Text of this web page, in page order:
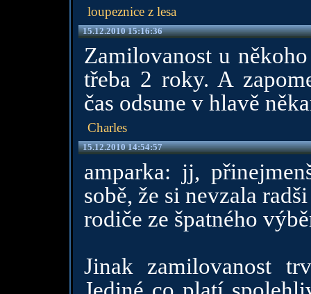
loupeznice z lesa
15.12.2010 15:16:36
Zamilovanost u
třeba 2 roky. A
čas odsune v hlavě
Charles
15.12.2010 14:54:57
amparka: jj,
sobě, že si nevzala
rodiče ze špatného
Jinak zamilovanost